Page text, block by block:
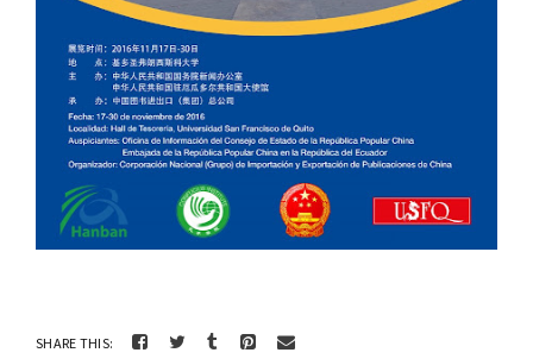
SHARE THIS: